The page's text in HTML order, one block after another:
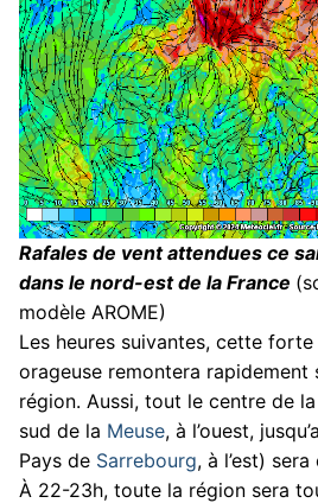
Rafales de vent attendues ce
dans le nord-est de la France
modèle AROME)
Les heures suivantes, cette
orageuse remontera rapidement
région. Aussi, tout le centre de
sud de la Meuse, à l’ouest,
Pays de Sarrebourg, à l’est)
À 22-23h, toute la région sera